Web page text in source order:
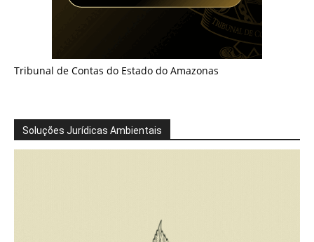
Tribunal de Contas do Estado do Amazonas
Soluções Jurídicas Ambientais